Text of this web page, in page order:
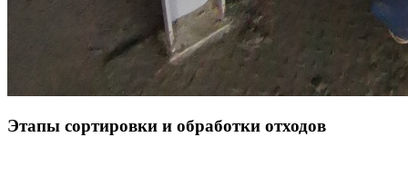
Этапы сортировки и обработки отходов